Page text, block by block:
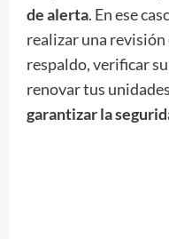
de alerta. En ese
realizar una revisión
respaldo, verificar
renovar tus
garantizar la